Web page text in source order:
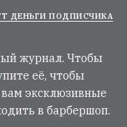
ДЕНЬГИ ПОДПИСЧИКА
журнал. Чтобы
её, чтобы
эксклюзивные
в барбершоп.